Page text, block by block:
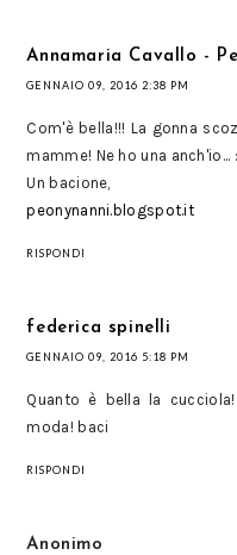
Annamaria Cavallo -
GENNAIO 09, 2016 2:38 PM
Com'è bella!!! La gonna
mamme! Ne ho una anch'io...
Un bacione,
peonynanni.blogspot.it
RISPONDI
federica spinelli
GENNAIO 09, 2016 5:18 PM
Quanto è bella la
moda! baci
RISPONDI
Anonimo